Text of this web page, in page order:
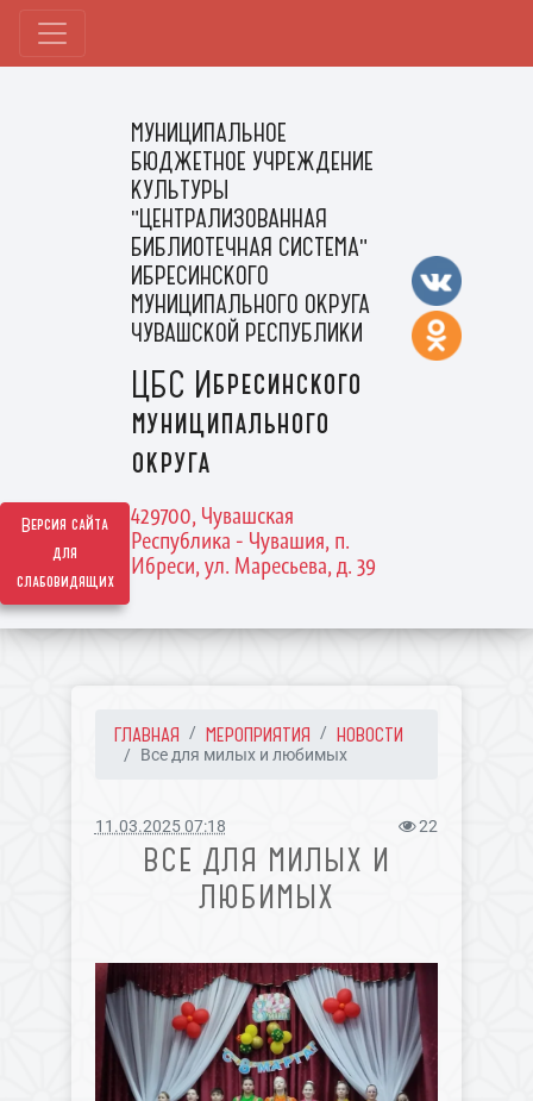
Версия сайта
для
слабовидящих
МУНИЦИПАЛЬНОЕ
БЮДЖЕТНОЕ УЧРЕЖДЕНИЕ
КУЛЬТУРЫ
"ЦЕНТРАЛИЗОВАННАЯ
БИБЛИОТЕЧНАЯ СИСТЕМА"
ИБРЕСИНСКОГО
МУНИЦИПАЛЬНОГО ОКРУГА
ЧУВАШСКОЙ РЕСПУБЛИКИ
ЦБС Ибресинского
муниципального
округа
429700, Чувашская
Республика - Чувашия, п.
Ибреси, ул. Маресьева, д. 39
ГЛАВНАЯ МЕРОПРИЯТИЯ НОВОСТИ
Все для милых и любимых
11.03.2025 07:18 22
ВСЕ ДЛЯ МИЛЫХ И
ЛЮБИМЫХ